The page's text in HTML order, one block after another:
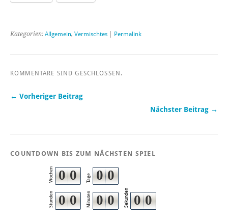
Kategorien: Allgemein, Vermischtes Permalink
KOMMENTARE SIND GESCHLOSSEN.
← Vorheriger Beitrag
Nächster Beitrag →
COUNTDOWN BIS ZUM NÄCHSTEN SPIEL
Wochen 0 0 Tage 0 0
Stunden 0 0 Minuten 0 0 Sekunden 0 0